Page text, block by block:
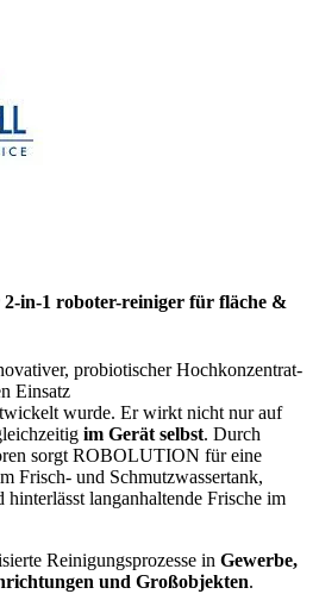
in-1 roboter-reiniger für fläche &
probiotischer Hochkonzentrat-
Einsatz
wurde. Er wirkt nicht nur auf
im Gerät selbst. Durch
sorgt ROBOLUTION für eine
Frisch- und Schmutzwassertank,
langanhaltende Frische im
Reinigungsprozesse in Gewerbe,
und Großobjekten.